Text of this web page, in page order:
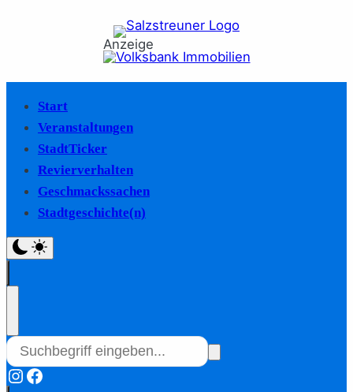
Anzeige
Start
Veranstaltungen
StadtTicker
Revierverhalten
Geschmackssachen
Stadtgeschichte(n)
Instagram
Facebook